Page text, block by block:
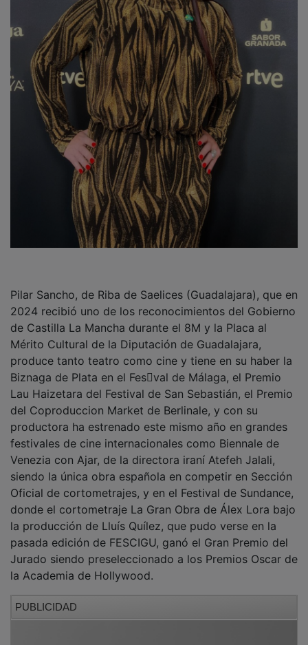
2024 recibió uno de los reconocimientos del Gobierno
de Castilla La Mancha durante el 8M y la Placa al
Mérito Cultural de la Diputación de Guadalajara,
produce tanto teatro como cine y tiene en su haber la
Biznaga de Plata en el Fes􀆟val de Málaga, el Premio
Lau Haizetara del Festival de San Sebastián, el Premio
del Coproduccion Market de Berlinale, y con su
productora ha estrenado este mismo año en grandes
festivales de cine internacionales como Biennale de
Venezia con Ajar, de la directora iraní Atefeh Jalali,
siendo la única obra española en competir en Sección
Oficial de cortometrajes, y en el Festival de Sundance,
donde el cortometraje La Gran Obra de Álex Lora bajo
la producción de Lluís Quílez, que pudo verse en la
pasada edición de FESCIGU, ganó el Gran Premio del
Jurado siendo preseleccionado a los Premios Oscar de
la Academia de Hollywood.